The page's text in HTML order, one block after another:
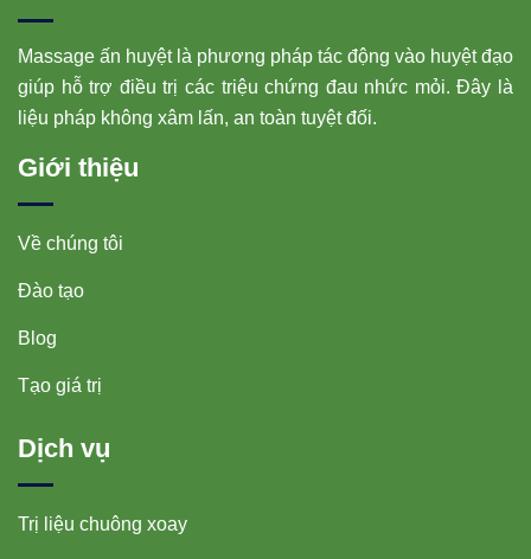
Massage ấn huyệt là phương pháp tác động vào huyệt đạo
giúp hỗ trợ điều trị các triệu chứng đau nhức mỏi. Đây là
liệu pháp không xâm lấn, an toàn tuyệt đối.
Giới thiệu
Về chúng tôi
Đào tạo
Blog
Tạo giá trị
Dịch vụ
Trị liệu chuông xoay